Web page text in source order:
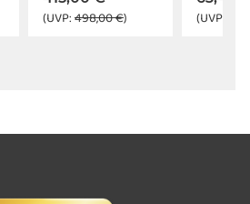
(UVP:498,00 €) (UVP: